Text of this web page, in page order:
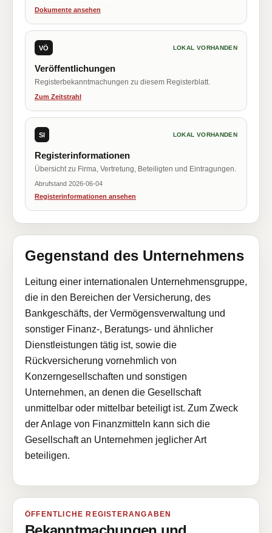
Dokumente ansehen
VÖ LOKAL VORHANDEN
Veröffentlichungen
Registerbekanntmachungen zu diesem Registerblatt.
Zum Zeitstrahl
SI LOKAL VORHANDEN
Registerinformationen
Übersicht zu Firma, Vertretung, Beteiligten und Eintragungen.
Abrufstand 2026-06-04
Registerinformationen ansehen
Gegenstand des Unternehmens
Leitung einer internationalen Unternehmensgruppe,
die in den Bereichen der Versicherung, des
Bankgeschäfts, der Vermögensverwaltung und
sonstiger Finanz-, Beratungs- und ähnlicher
Dienstleistungen tätig ist, sowie die
Rückversicherung vornehmlich von
Konzerngesellschaften und sonstigen
Unternehmen, an denen die Gesellschaft
unmittelbar oder mittelbar beteiligt ist. Zum Zweck
der Anlage von Finanzmitteln kann sich die
Gesellschaft an Unternehmen jeglicher Art
beteiligen.
ÖFFENTLICHE REGISTERANGABEN